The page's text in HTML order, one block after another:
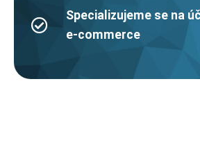
Specializujeme se na
e‑commerce